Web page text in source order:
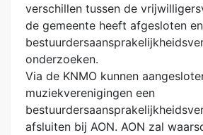
verschillen tussen de
de gemeente heeft afgesloten
onderzoeken.
Via de KNMO kunnen
muziekverenigingen een
afsluiten bij AON. AON zal